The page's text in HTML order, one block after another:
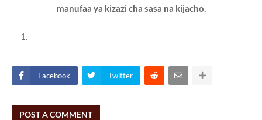
manufaa ya kizazi cha sasa na kijacho.
Facebook Twitter
POST A COMMENT